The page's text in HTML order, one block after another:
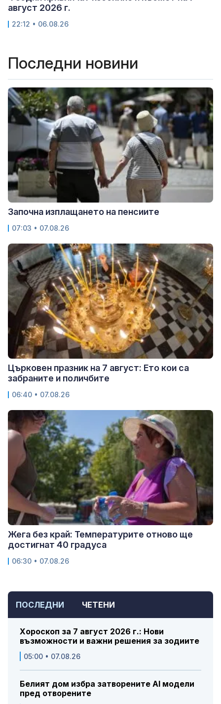
ПОСЛЕДНИ ЧЕТЕНИ
Хороскоп за 7 август 2026 г.: Нови
възможности и важни решения за зодиите
05:00 • 07.08.26
Белият дом избра затворените AI модели
пред отворените
август 2026 г.
22:12 • 06.08.26
Последни новини
Започна изплащането на пенсиите
07:03 • 07.08.26
Църковен празник на 7 август: Ето кои са
забраните и поличбите
06:40 • 07.08.26
Жега без край: Температурите отново ще
достигнат 40 градуса
06:30 • 07.08.26